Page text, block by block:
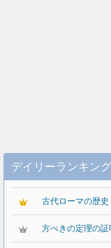
デイリーランキング
古代ローマの歴
方べきの定理の証